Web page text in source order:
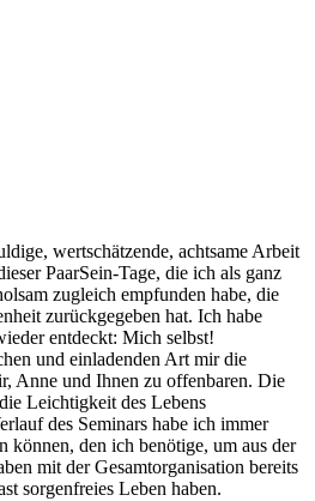
wertschätzende, achtsame Arbeit
PaarSein-Tage, die ich als ganz
zugleich empfunden habe, die
zurückgegeben hat. Ich habe
entdeckt: Mich selbst!
und einladenden Art mir die
Anne und Ihnen zu offenbaren. Die
Leichtigkeit des Lebens
des Seminars habe ich immer
können, den ich benötige, um aus der
mit der Gesamtorganisation bereits
sorgenfreies Leben haben.